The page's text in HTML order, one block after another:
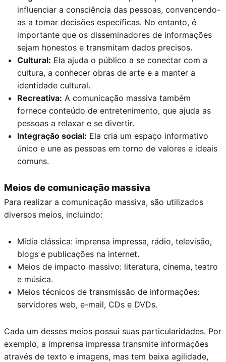
influenciar a consciência das pessoas, convencendo-
as a tomar decisões específicas. No entanto, é
importante que os disseminadores de informações
sejam honestos e transmitam dados precisos.
Cultural: Ela ajuda o público a se conectar com a
cultura, a conhecer obras de arte e a manter a
identidade cultural.
Recreativa: A comunicação massiva também
fornece conteúdo de entretenimento, que ajuda as
pessoas a relaxar e se divertir.
Integração social: Ela cria um espaço informativo
único e une as pessoas em torno de valores e ideais
comuns.
Meios de comunicação massiva
Para realizar a comunicação massiva, são utilizados
diversos meios, incluindo:
Mídia clássica: imprensa impressa, rádio, televisão,
blogs e publicações na internet.
Meios de impacto massivo: literatura, cinema, teatro
e música.
Meios técnicos de transmissão de informações:
servidores web, e-mail, CDs e DVDs.
Cada um desses meios possui suas particularidades. Por
exemplo, a imprensa impressa transmite informações
através de texto e imagens, mas tem baixa agilidade,